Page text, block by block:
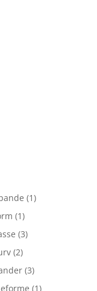
(1)
(1)
(3)
(2)
(3)
(1)